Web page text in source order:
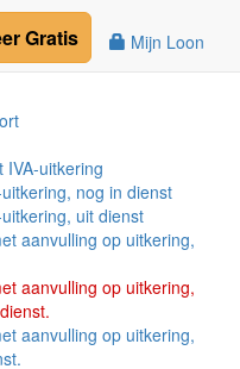
Mijn Loon
Gratis
IVA-uitkering
nog in dienst
uit dienst
aanvulling op uitkering,
aanvulling op uitkering,
aanvulling op uitkering,